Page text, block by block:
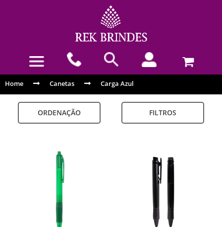
Home Canetas Carga Azul
ORDENAÇÃO FILTROS